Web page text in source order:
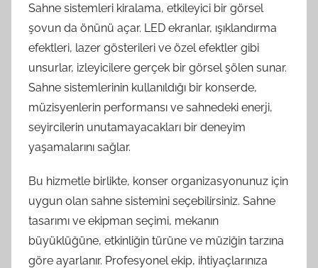
Sahne sistemleri kiralama, etkileyici bir görsel
şovun da önünü açar. LED ekranlar, ışıklandırma
efektleri, lazer gösterileri ve özel efektler gibi
unsurlar, izleyicilere gerçek bir görsel şölen sunar.
Sahne sistemlerinin kullanıldığı bir konserde,
müzisyenlerin performansı ve sahnedeki enerji,
seyircilerin unutamayacakları bir deneyim
yaşamalarını sağlar.
Bu hizmetle birlikte, konser organizasyonunuz için
uygun olan sahne sistemini seçebilirsiniz. Sahne
tasarımı ve ekipman seçimi, mekanın
büyüklüğüne, etkinliğin türüne ve müziğin tarzına
göre ayarlanır. Profesyonel ekip, ihtiyaçlarınıza